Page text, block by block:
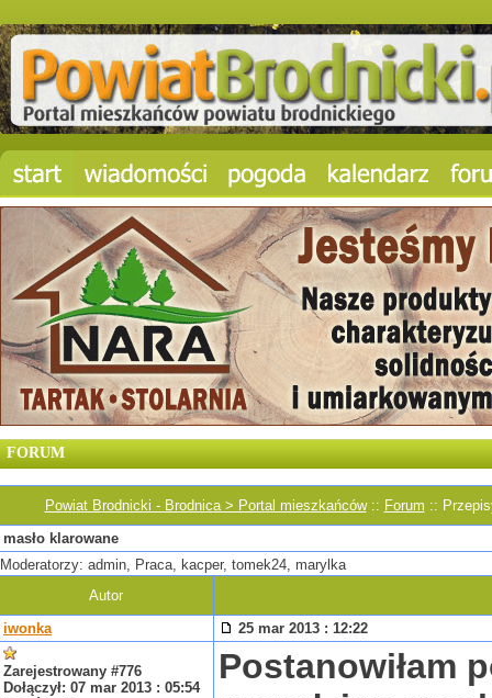
FORUM
Powiat Brodnicki - Brodnica > Portal mieszkańców:: Forum ::
masło klarowane
Moderatorzy: admin, Praca, kacper, tomek24, marylka
Autor
iwonka
25 mar 2013 : 12:22
Zarejestrowany #776
Dołączył: 07 mar 2013 : 05:54
Postanowiłam